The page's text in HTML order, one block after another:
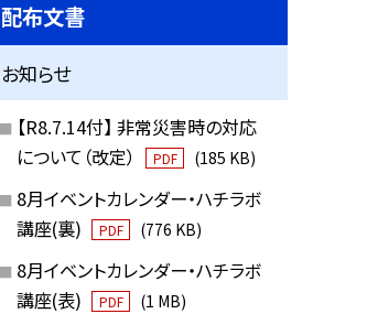
配布文書
お知らせ
【R8.7.14付】 非常災害時の対応
について（改定）
PDF (185 KB)
8月イベントカレンダー・ハチラボ
講座(裏)
PDF (776 KB)
8月イベントカレンダー・ハチラボ
講座(表)
PDF (1 MB)